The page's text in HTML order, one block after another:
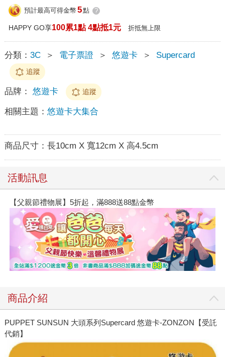
預計最高可得金幣 5點 ?
HAPPY GO享100累1點 4點抵1元 折抵無上限
分類： 3C ＞ 電子票證 ＞ 悠遊卡 ＞ Supercard
追蹤
品牌： 悠遊卡 追蹤
相關主題： 悠遊卡大集合
商品尺寸： 長10cm X 寬12cm X 高4.5cm
活動訊息
【父親節禮物展】5折起，滿888送88點金幣
商品介紹
PUPPET SUNSUN 大頭系列Supercard 悠遊卡-ZONZON【受託
代銷】